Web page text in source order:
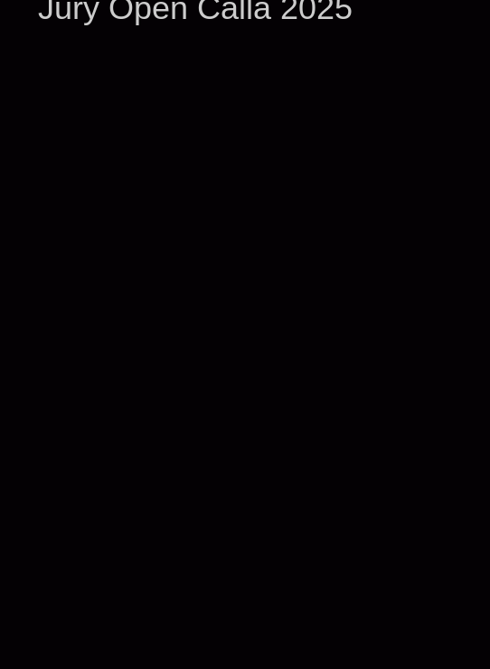
Jury Open Calla 2025